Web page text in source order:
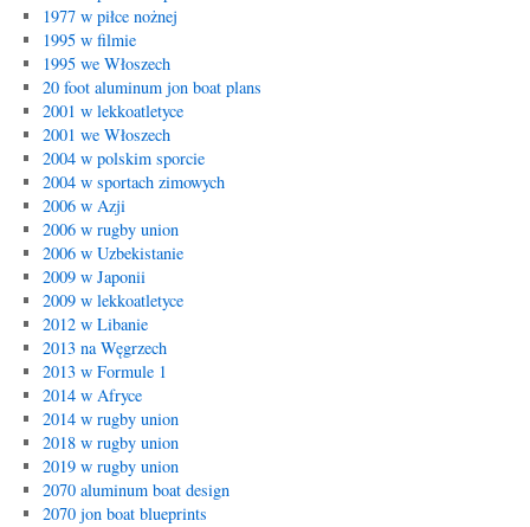
1977 w piłce nożnej
1995 w filmie
1995 we Włoszech
20 foot aluminum jon boat plans
2001 w lekkoatletyce
2001 we Włoszech
2004 w polskim sporcie
2004 w sportach zimowych
2006 w Azji
2006 w rugby union
2006 w Uzbekistanie
2009 w Japonii
2009 w lekkoatletyce
2012 w Libanie
2013 na Węgrzech
2013 w Formule 1
2014 w Afryce
2014 w rugby union
2018 w rugby union
2019 w rugby union
2070 aluminum boat design
2070 jon boat blueprints